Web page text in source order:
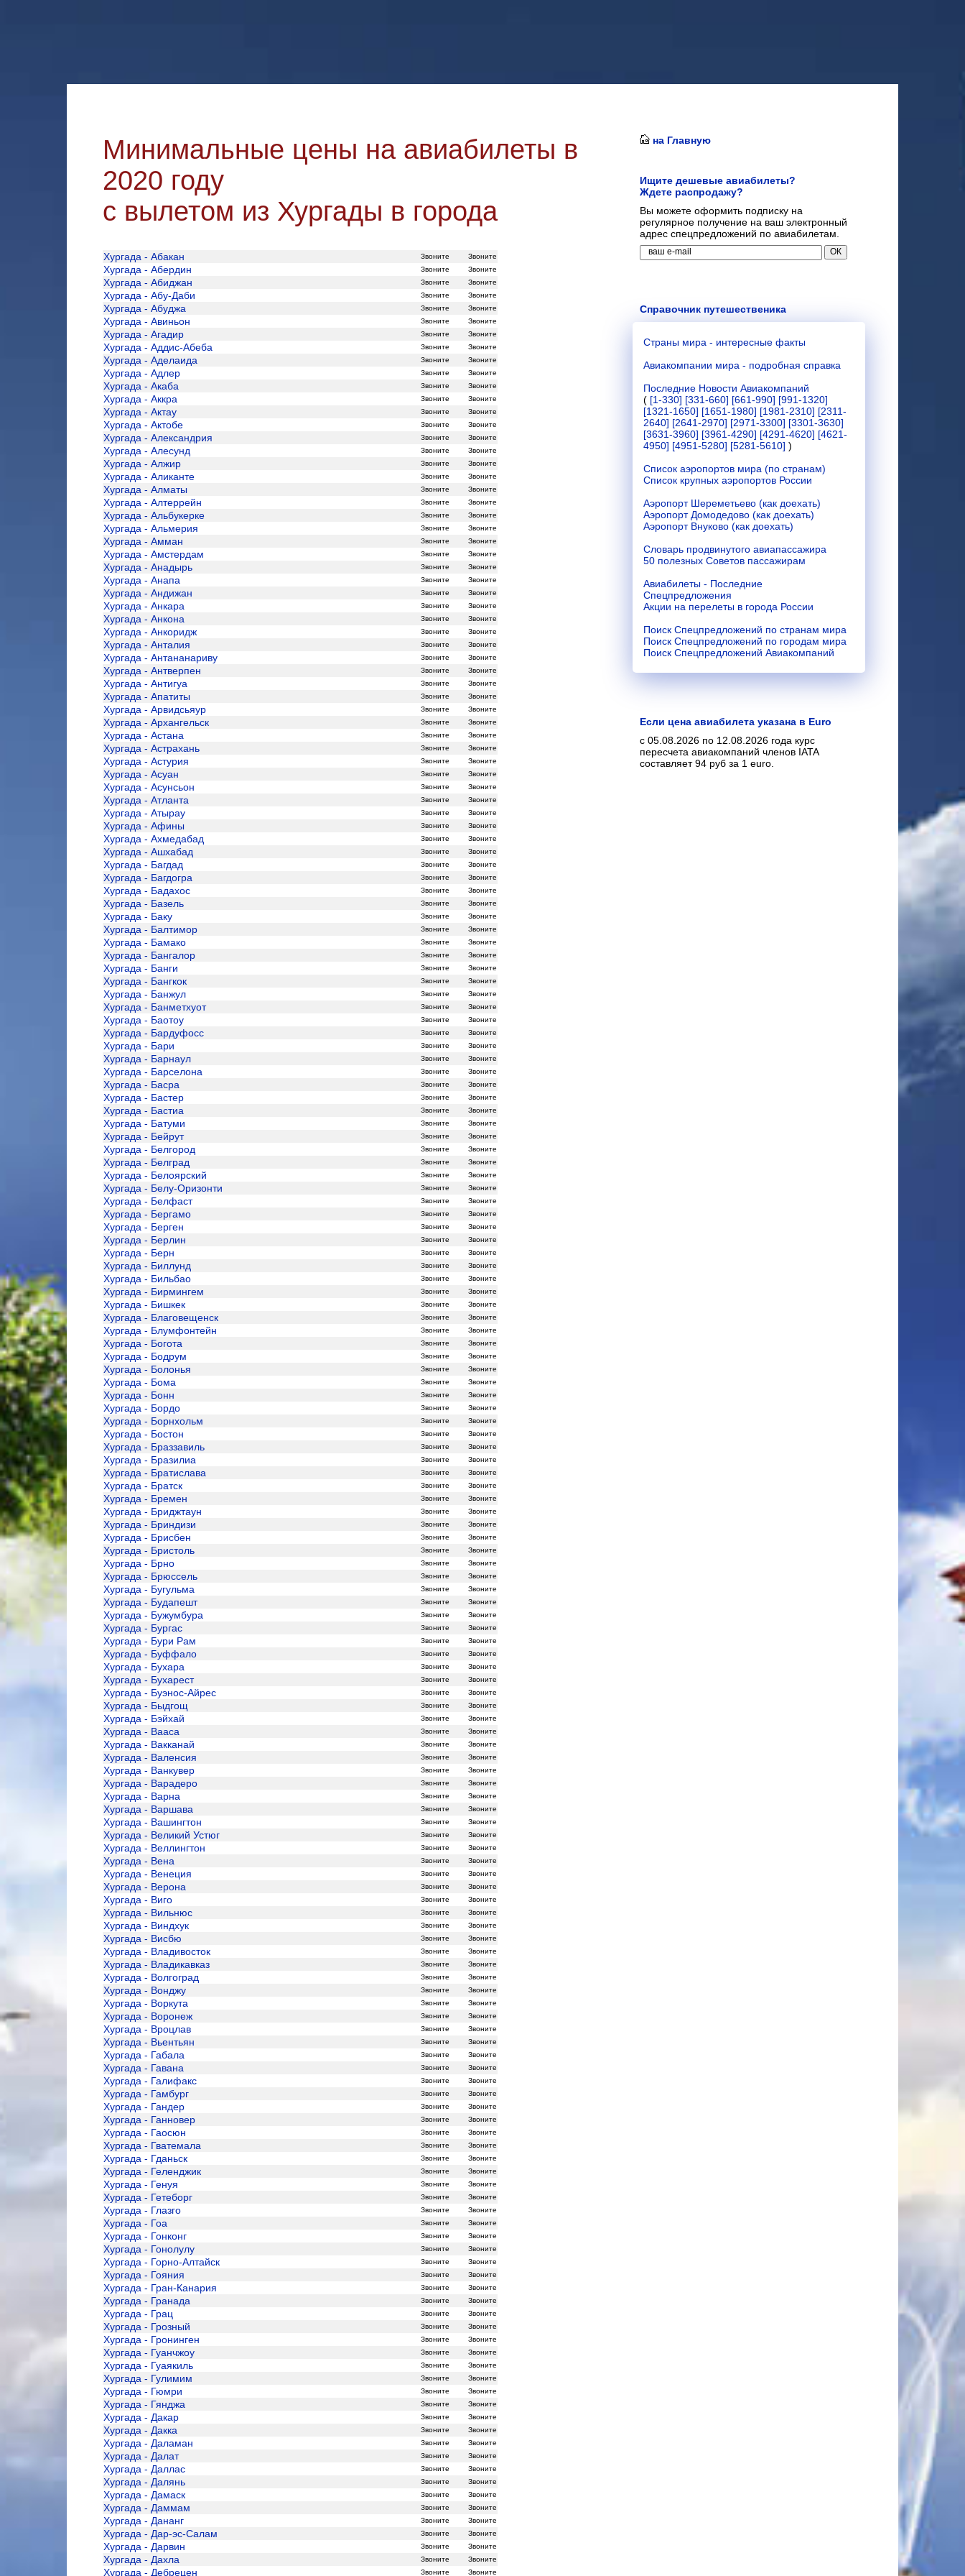
Минимальные цены на авиабилеты в
2020 году
с вылетом из Хургады в города
Хургада - Абакан Звоните Звоните
Хургада - Абердин Звоните Звоните
Хургада - Абиджан Звоните Звоните
Хургада - Абу-Даби Звоните Звоните
Хургада - Абуджа Звоните Звоните
Хургада - Авиньон Звоните Звоните
Хургада - Агадир Звоните Звоните
Хургада - Аддис-Абеба Звоните Звоните
Хургада - Аделаида Звоните Звоните
Хургада - Адлер Звоните Звоните
Хургада - Акаба Звоните Звоните
Хургада - Аккра Звоните Звоните
Хургада - Актау Звоните Звоните
Хургада - Актобе Звоните Звоните
Хургада - Александрия Звоните Звоните
Хургада - Алесунд Звоните Звоните
Хургада - Алжир Звоните Звоните
Хургада - Аликанте Звоните Звоните
Хургада - Алматы Звоните Звоните
Хургада - Алтеррейн Звоните Звоните
Хургада - Альбукерке Звоните Звоните
Хургада - Альмерия Звоните Звоните
Хургада - Амман Звоните Звоните
Хургада - Амстердам Звоните Звоните
Хургада - Анадырь Звоните Звоните
Хургада - Анапа Звоните Звоните
Хургада - Андижан Звоните Звоните
Хургада - Анкара Звоните Звоните
Хургада - Анкона Звоните Звоните
Хургада - Анкоридж Звоните Звоните
Хургада - Анталия Звоните Звоните
Хургада - Антананариву Звоните Звоните
Хургада - Антверпен Звоните Звоните
Хургада - Антигуа Звоните Звоните
Хургада - Апатиты Звоните Звоните
Хургада - Арвидсьяур Звоните Звоните
Хургада - Архангельск Звоните Звоните
Хургада - Астана Звоните Звоните
Хургада - Астрахань Звоните Звоните
Хургада - Астурия Звоните Звоните
Хургада - Асуан Звоните Звоните
Хургада - Асунсьон Звоните Звоните
Хургада - Атланта Звоните Звоните
Хургада - Атырау Звоните Звоните
Хургада - Афины Звоните Звоните
Хургада - Ахмедабад Звоните Звоните
Хургада - Ашхабад Звоните Звоните
Хургада - Багдад Звоните Звоните
Хургада - Багдогра Звоните Звоните
Хургада - Бадахос Звоните Звоните
Хургада - Базель Звоните Звоните
Хургада - Баку Звоните Звоните
Хургада - Балтимор Звоните Звоните
Хургада - Бамако Звоните Звоните
Хургада - Бангалор Звоните Звоните
Хургада - Банги Звоните Звоните
Хургада - Бангкок Звоните Звоните
Хургада - Банжул Звоните Звоните
Хургада - Банметхуот Звоните Звоните
Хургада - Баотоу Звоните Звоните
Хургада - Бардуфосс Звоните Звоните
Хургада - Бари Звоните Звоните
Хургада - Барнаул Звоните Звоните
Хургада - Барселона Звоните Звоните
Хургада - Басра Звоните Звоните
Хургада - Бастер Звоните Звоните
Хургада - Бастиа Звоните Звоните
Хургада - Батуми Звоните Звоните
Хургада - Бейрут Звоните Звоните
Хургада - Белгород Звоните Звоните
Хургада - Белград Звоните Звоните
Хургада - Белоярский Звоните Звоните
Хургада - Белу-Оризонти Звоните Звоните
Хургада - Белфаст Звоните Звоните
Хургада - Бергамо Звоните Звоните
Хургада - Берген Звоните Звоните
Хургада - Берлин Звоните Звоните
Хургада - Берн Звоните Звоните
Хургада - Биллунд Звоните Звоните
Хургада - Бильбао Звоните Звоните
Хургада - Бирмингем Звоните Звоните
Хургада - Бишкек Звоните Звоните
Хургада - Благовещенск Звоните Звоните
Хургада - Блумфонтейн Звоните Звоните
Хургада - Богота Звоните Звоните
Хургада - Бодрум Звоните Звоните
Хургада - Болонья Звоните Звоните
Хургада - Бома Звоните Звоните
Хургада - Бонн Звоните Звоните
Хургада - Бордо Звоните Звоните
Хургада - Борнхольм Звоните Звоните
Хургада - Бостон Звоните Звоните
Хургада - Браззавиль Звоните Звоните
Хургада - Бразилиа Звоните Звоните
Хургада - Братислава Звоните Звоните
Хургада - Братск Звоните Звоните
Хургада - Бремен Звоните Звоните
Хургада - Бриджтаун Звоните Звоните
Хургада - Бриндизи Звоните Звоните
Хургада - Брисбен Звоните Звоните
Хургада - Бристоль Звоните Звоните
Хургада - Брно Звоните Звоните
Хургада - Брюссель Звоните Звоните
Хургада - Бугульма Звоните Звоните
Хургада - Будапешт Звоните Звоните
Хургада - Бужумбура Звоните Звоните
Хургада - Бургас Звоните Звоните
Хургада - Бури Рам Звоните Звоните
Хургада - Буффало Звоните Звоните
Хургада - Бухара Звоните Звоните
Хургада - Бухарест Звоните Звоните
Хургада - Буэнос-Айрес Звоните Звоните
Хургада - Быдгощ Звоните Звоните
Хургада - Бэйхай Звоните Звоните
Хургада - Вааса Звоните Звоните
Хургада - Вакканай Звоните Звоните
Хургада - Валенсия Звоните Звоните
Хургада - Ванкувер Звоните Звоните
Хургада - Варадеро Звоните Звоните
Хургада - Варна Звоните Звоните
Хургада - Варшава Звоните Звоните
Хургада - Вашингтон Звоните Звоните
Хургада - Великий Устюг Звоните Звоните
Хургада - Веллингтон Звоните Звоните
Хургада - Вена Звоните Звоните
Хургада - Венеция Звоните Звоните
Хургада - Верона Звоните Звоните
Хургада - Виго Звоните Звоните
Хургада - Вильнюс Звоните Звоните
Хургада - Виндхук Звоните Звоните
Хургада - Висбю Звоните Звоните
Хургада - Владивосток Звоните Звоните
Хургада - Владикавказ Звоните Звоните
Хургада - Волгоград Звоните Звоните
Хургада - Вонджу Звоните Звоните
Хургада - Воркута Звоните Звоните
Хургада - Воронеж Звоните Звоните
Хургада - Вроцлав Звоните Звоните
Хургада - Вьентьян Звоните Звоните
Хургада - Габала Звоните Звоните
Хургада - Гавана Звоните Звоните
Хургада - Галифакс Звоните Звоните
Хургада - Гамбург Звоните Звоните
Хургада - Гандер Звоните Звоните
Хургада - Ганновер Звоните Звоните
Хургада - Гаосюн Звоните Звоните
Хургада - Гватемала Звоните Звоните
Хургада - Гданьск Звоните Звоните
Хургада - Геленджик Звоните Звоните
Хургада - Генуя Звоните Звоните
Хургада - Гетеборг Звоните Звоните
Хургада - Глазго Звоните Звоните
Хургада - Гоа Звоните Звоните
Хургада - Гонконг Звоните Звоните
Хургада - Гонолулу Звоните Звоните
Хургада - Горно-Алтайск Звоните Звоните
Хургада - Гояния Звоните Звоните
Хургада - Гран-Канария Звоните Звоните
Хургада - Гранада Звоните Звоните
Хургада - Грац Звоните Звоните
Хургада - Грозный Звоните Звоните
Хургада - Гронинген Звоните Звоните
Хургада - Гуанчжоу Звоните Звоните
Хургада - Гуаякиль Звоните Звоните
Хургада - Гулимим Звоните Звоните
Хургада - Гюмри Звоните Звоните
Хургада - Гянджа Звоните Звоните
Хургада - Дакар Звоните Звоните
Хургада - Дакка Звоните Звоните
Хургада - Даламан Звоните Звоните
Хургада - Далат Звоните Звоните
Хургада - Даллас Звоните Звоните
Хургада - Далянь Звоните Звоните
Хургада - Дамаск Звоните Звоните
Хургада - Даммам Звоните Звоните
Хургада - Дананг Звоните Звоните
Хургада - Дар-эс-Салам Звоните Звоните
Хургада - Дарвин Звоните Звоните
Хургада - Дахла Звоните Звоните
Хургада - Дебрецен Звоните Звоните
на Главную
Ищите дешевые авиабилеты?
Ждете распродажу?
Вы можете оформить подписку на
регулярное получение на ваш электронный
адрес спецпредложений по авиабилетам.
Справочник путешественика
Страны мира - интересные факты
Авиакомпании мира - подробная справка
Последние Новости Авиакомпаний
( [1-330] [331-660] [661-990] [991-1320]
[1321-1650] [1651-1980] [1981-2310] [2311-
2640] [2641-2970] [2971-3300] [3301-3630]
[3631-3960] [3961-4290] [4291-4620] [4621-
4950] [4951-5280] [5281-5610] )
Список аэропортов мира (по странам)
Список крупных аэропортов России
Аэропорт Шереметьево (как доехать)
Аэропорт Домодедово (как доехать)
Аэропорт Внуково (как доехать)
Словарь продвинутого авиапассажира
50 полезных Советов пассажирам
Авиабилеты - Последние
Спецпредложения
Акции на перелеты в города России
Поиск Спецпредложений по странам мира
Поиск Спецпредложений по городам мира
Поиск Спецпредложений Авиакомпаний
Если цена авиабилета указана в Euro
с 05.08.2026 по 12.08.2026 года курс
пересчета авиакомпаний членов IATA
составляет 94 руб за 1 euro.